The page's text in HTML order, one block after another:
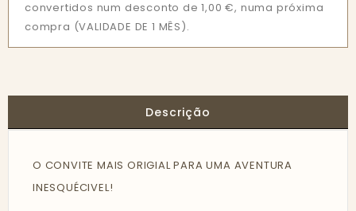
convertidos num desconto de 1,00 €, numa próxima
compra (VALIDADE DE 1 MÊS).
Descrição
O CONVITE MAIS ORIGIAL PARA UMA AVENTURA
INESQUÉCIVEL!